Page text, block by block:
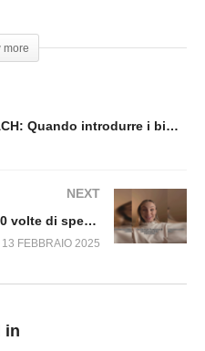
more
PARENTAL COACH: Quando introdurre i bimbi al tema della morte
NEXT
PARENTAL COACH: Ripeto 100 volte di spegnere la TV
13 FEBBRAIO 2025
in